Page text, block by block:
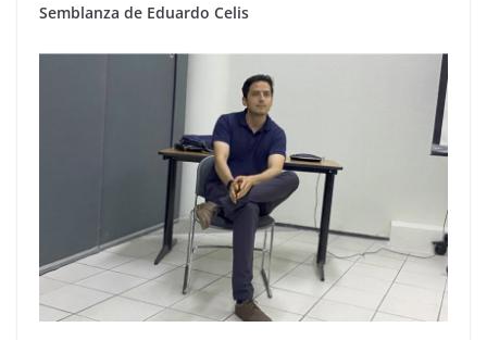
Semblanza de Eduardo Celis